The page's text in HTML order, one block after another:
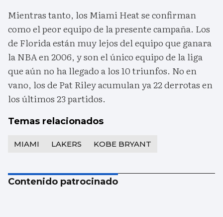
Mientras tanto, los Miami Heat se confirman
como el peor equipo de la presente campaña. Los
de Florida están muy lejos del equipo que ganara
la NBA en 2006, y son el único equipo de la liga
que aún no ha llegado a los 10 triunfos. No en
vano, los de Pat Riley acumulan ya 22 derrotas en
los últimos 23 partidos.
Temas relacionados
MIAMI LAKERS KOBE BRYANT
Contenido patrocinado